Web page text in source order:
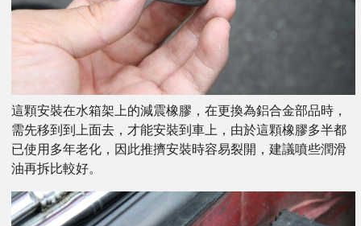
這顆安裝在水箱架上的減震橡膠，在更換為鋁合金部品時，
需先移到到上面去，才能安裝到車上，由於這顆橡膠多半都
已使用多年老化，因此推擠安裝時容易裂開，建議噴些潤滑
油再拆比較好。